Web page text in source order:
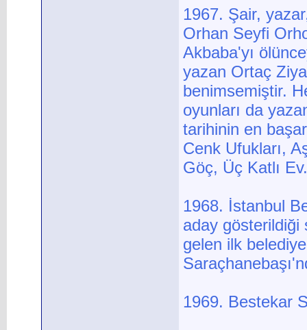
1967. Şair,
Orhan Seyfi
Akbaba'yı
yazan Ortaç
benimsemiştir.
oyunları da
tarihinin en
Cenk Ufukları,
Göç, Üç Katlı
1968. İstanbul
aday gösterildiği
gelen ilk
1969. Bestekar